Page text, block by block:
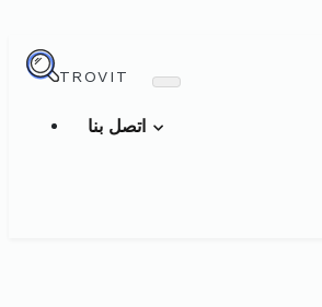
TROVIT